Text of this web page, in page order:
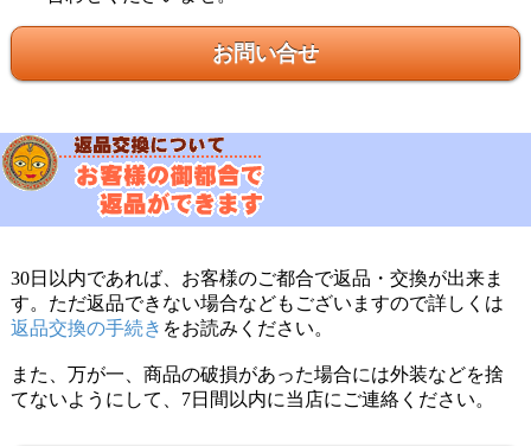
お問い合せ
30日以内であれば、お客様のご都合で返品・交換が出来ま
す。ただ返品できない場合などもございますので詳しくは
返品交換の手続き をお読みください。
また、万が一、商品の破損があった場合には外装などを捨
てないようにして、7日間以内に当店にご連絡ください。